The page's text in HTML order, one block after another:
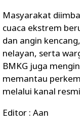
Masyarakat
cuaca ekstrem
dan angin
nelayan, serta
BMKG juga
memantau
melalui kanal
Editor : Aan